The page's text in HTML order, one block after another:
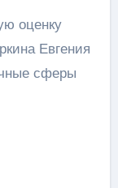
оценку
Евгения
сферы